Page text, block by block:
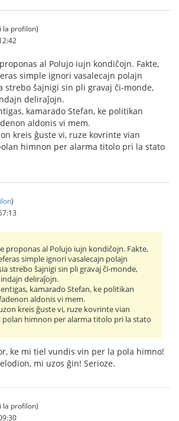
la profilon)
al Polujo iujn kondiĉojn. Fakte,
simple ignori vasalecajn polajn
strebo ŝajnigi sin pli gravaj ĉi-monde,
deliraĵojn.
kamarado Stefan, ke politikan
aldonis vi mem.
kreis ĝuste vi, ruze kovrinte vian
himnon per alarma titolo pri la stato
)
proponas al Polujo iujn kondiĉojn. Fakte,
simple ignori vasalecajn polajn
strebo ŝajnigi sin pli gravaj ĉi-monde,
deliraĵojn.
kamarado Stefan, ke politikan
aldonis vi mem.
kreis ĝuste vi, ruze kovrinte vian
himnon per alarma titolo pri la stato
ke mi tiel vundis vin per la pola himno!
mi uzos ĝin! Serioze.
la profilon)